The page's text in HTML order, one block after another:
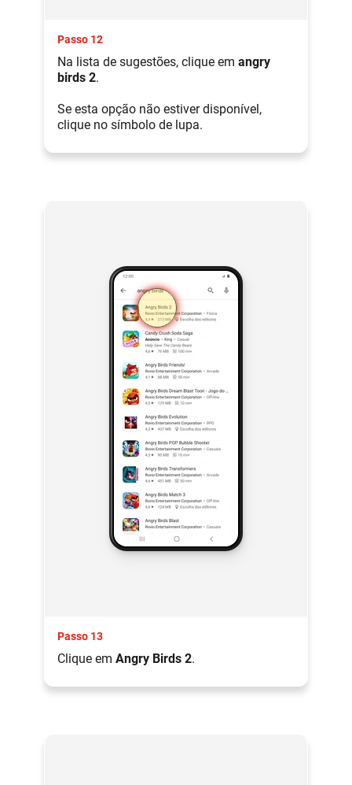
Passo 12
Na lista de sugestões, clique em angry
birds 2.
Se esta opção não estiver disponível,
clique no símbolo de lupa.
Passo 13
Clique em Angry Birds 2.